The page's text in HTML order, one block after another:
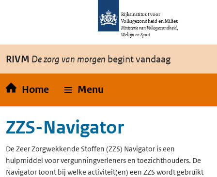
Overslaan en naar de inhoud gaan
Rijksinstituut voor
Volksgezondheid en Milieu
Ministerie van Volksgezondheid,
Welzijn en Sport
RIVM De zorg van morgen begint vandaag
Home Menu
ZZS-Navigator
De Zeer Zorgwekkende Stoffen (ZZS) Navigator is een
hulpmiddel voor vergunningverleners en toezichthouders. De
Navigator toont bij welke activiteit(en) een ZZS wordt gebruikt